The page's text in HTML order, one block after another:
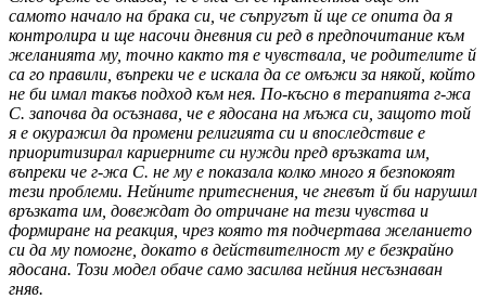
самото начало на брака си, че съпругът й ще се опита да я
контролира и ще насочи дневния си ред в предпочитание към
желанията му, точно както тя е чувствала, че родителите й
са го правили, въпреки че е искала да се омъжи за някой, който
не би имал такъв подход към нея. По-късно в терапията г-жа
С. започва да осъзнава, че е ядосана на мъжа си, защото той
я е окуражил да промени религията си и впоследствие е
приоритизирал кариерните си нужди пред връзката им,
въпреки че г-жа С. не му е показала колко много я безпокоят
тези проблеми. Нейните притеснения, че гневът й би нарушил
връзката им, довеждат до отричане на тези чувства и
формиране на реакция, чрез която тя подчертава желанието
си да му помогне, докато в действителност му е безкрайно
ядосана. Този модел обаче само засилва нейния несъзнаван
гняв.